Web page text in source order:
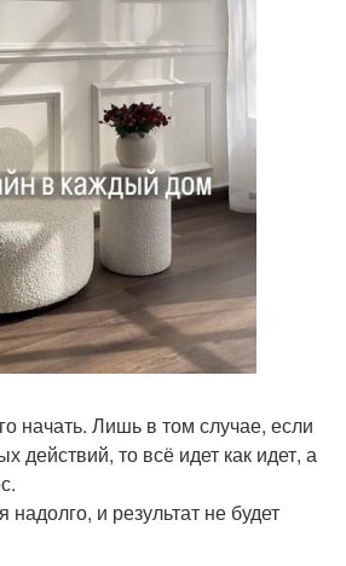
начать. Лишь в том случае, если
действий, то всё идет как идет, а
надолго, и результат не будет